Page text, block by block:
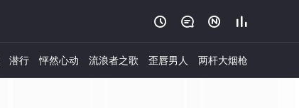
   
潜行 怦然心动 流浪者之歌 歪唇男人 两杆大烟枪